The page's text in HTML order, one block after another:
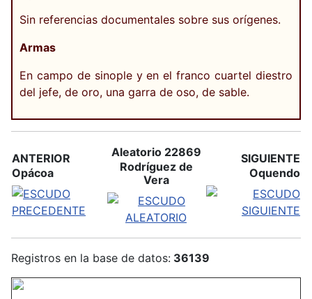
Sin referencias documentales sobre sus orígenes.
Armas
En campo de sinople y en el franco cuartel diestro
del jefe, de oro, una garra de oso, de sable.
ANTERIOR
Opácoa
Aleatorio 22869
Rodríguez de
Vera
SIGUIENTE
Oquendo
Registros en la base de datos: 36139